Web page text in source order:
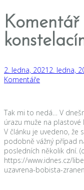
2. ledna, 2021 2. ledna,
Komentáře
Tak mi to nedá… V
úrazu muže na
V článku je uvedeno, že
podobně vážný případ
posledních několik dní.
https://www.idnes.cz/
uzavrena-bobista-